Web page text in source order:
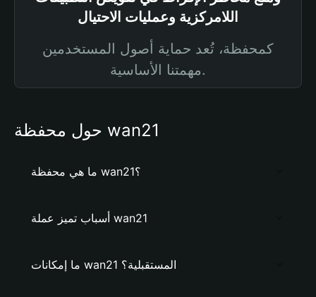
اللامركزية وعمليات الاحتيال
كمحفظة، تُعد حماية أصول المستخدمين
مهمتنا الأساسية.
حول محفظة wan21
ما هي محفظة wan21؟
أسباب تميز عملة wan21
ما إمكانات wan21 المستقبلية؟